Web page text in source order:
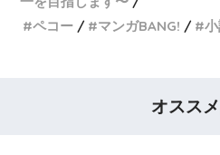
ペコー
マンガBANG!
オスス